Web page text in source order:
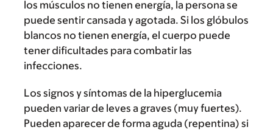
los músculos no tienen energía, la persona se
puede sentir cansada y agotada. Si los glóbulos
blancos no tienen energía, el cuerpo puede
tener dificultades para combatir las
infecciones.
Los signos y síntomas de la hiperglucemia
pueden variar de leves a graves (muy fuertes).
Pueden aparecer de forma aguda (repentina) si